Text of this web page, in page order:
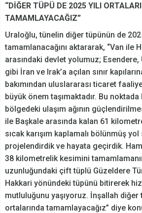
“DİĞER TÜPÜ DE 2025 YILI
TAMAMLAYACAĞIZ”
Uraloğlu, tünelin diğer tüpünün de
tamamlanacağını aktararak, “Van ile
arasındaki devlet yolumuz;
gibi İran ve Irak’a açılan sınır
bakımından uluslararası ticaret
büyük önem taşımaktadır. Bu noktada
bölgedeki ulaşım ağının
ile Başkale arasında kalan 61
sıcak karışım kaplamalı bölünmüş
projelendirdik ve hayata geçirdik.
38 kilometrelik kesimini
uzunluğundaki çift tüplü Güzeldere
Hakkari yönündeki tüpünü bitirerek
mutluluğunu yaşıyoruz. İnşallah diğer
ortalarında tamamlayacağız” diye